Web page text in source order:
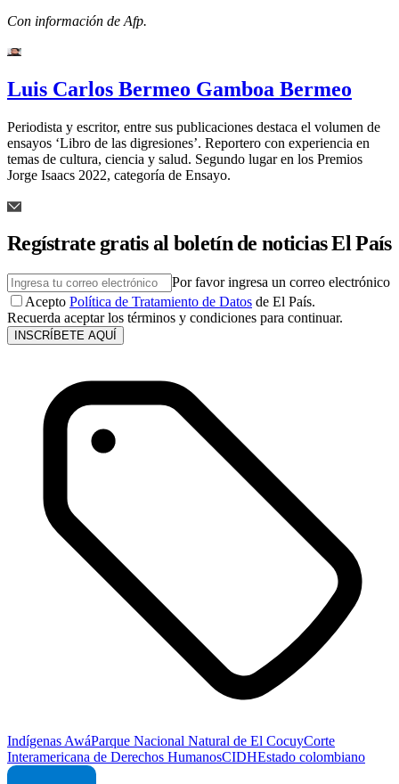
Con información de Afp.
Luis Carlos Bermeo Gamboa Bermeo
Periodista y escritor, entre sus publicaciones destaca el volumen de
ensayos ‘Libro de las digresiones’. Reportero con experiencia en
temas de cultura, ciencia y salud. Segundo lugar en los Premios
Jorge Isaacs 2022, categoría de Ensayo.
Regístrate gratis al boletín de noticias El País
Por favor ingresa un correo electrónico
Acepto Política de Tratamiento de Datos de El País.
Recuerda aceptar los términos y condiciones para continuar.
INSCRÍBETE AQUÍ
Indígenas AwáParque Nacional Natural de El CocuyCorte
Interamericana de Derechos HumanosCIDHEstado colombiano